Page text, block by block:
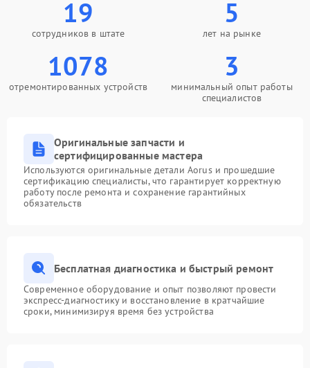
19
сотрудников в штате
5
лет на рынке
1078
отремонтированных устройств
3
минимальный опыт работы
специалистов
Оригинальные запчасти и
сертифицированные мастера
Используются оригинальные детали Aorus и прошедшие
сертификацию специалисты, что гарантирует корректную
работу после ремонта и сохранение гарантийных
обязательств
Бесплатная диагностика и быстрый ремонт
Современное оборудование и опыт позволяют провести
экспресс-диагностику и восстановление в кратчайшие
сроки, минимизируя время без устройства